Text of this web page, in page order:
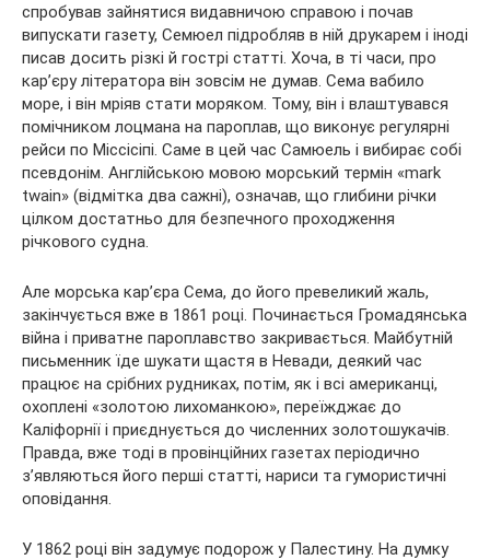
спробував зайнятися видавничою справою і почав
випускати газету, Семюел підробляв в ній друкарем і іноді
писав досить різкі й гострі статті. Хоча, в ті часи, про
кар’єру літератора він зовсім не думав. Сема вабило
море, і він мріяв стати моряком. Тому, він і влаштувався
помічником лоцмана на пароплав, що виконує регулярні
рейси по Міссісіпі. Саме в цей час Самюель і вибирає собі
псевдонім. Англійською мовою морський термін «mark
twain» (відмітка два сажні), означав, що глибини річки
цілком достатньо для безпечного проходження
річкового судна.
Але морська кар’єра Сема, до його превеликий жаль,
закінчується вже в 1861 році. Починається Громадянська
війна і приватне пароплавство закривається. Майбутній
письменник їде шукати щастя в Невади, деякий час
працює на срібних рудниках, потім, як і всі американці,
охоплені «золотою лихоманкою», переїжджає до
Каліфорнії і приєднується до численних золотошукачів.
Правда, вже тоді в провінційних газетах періодично
з’являються його перші статті, нариси та гумористичні
оповідання.
У 1862 році він задумує подорож у Палестину. На думку